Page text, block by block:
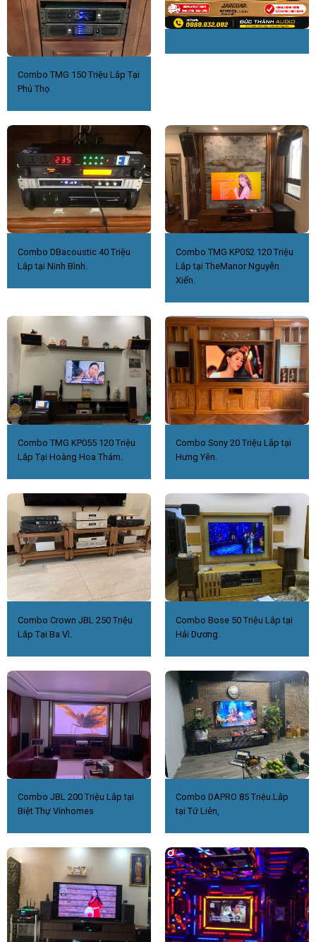
Combo TMG 150 Triệu Lắp Tại
Phú Thọ.
Combo DBacoustic 40 Triệu
Lắp tại Ninh Bình.
Combo TMG KP052 120 Triệu
Lắp tại TheManor Nguyễn
Xiển.
Combo TMG KP055 120 Triệu
Lắp Tại Hoàng Hoa Thám.
Combo Sony 20 Triệu Lắp tại
Hưng Yên.
Combo Crown JBL 250 Triệu
Lắp Tại Ba Vì.
Combo Bose 50 Triệu Lắp tại
Hải Dương.
Combo JBL 200 Triệu Lắp tại
Biệt Thự Vinhomes
Combo DAPRO 85 Triệu.Lắp
tại Tứ Liên,